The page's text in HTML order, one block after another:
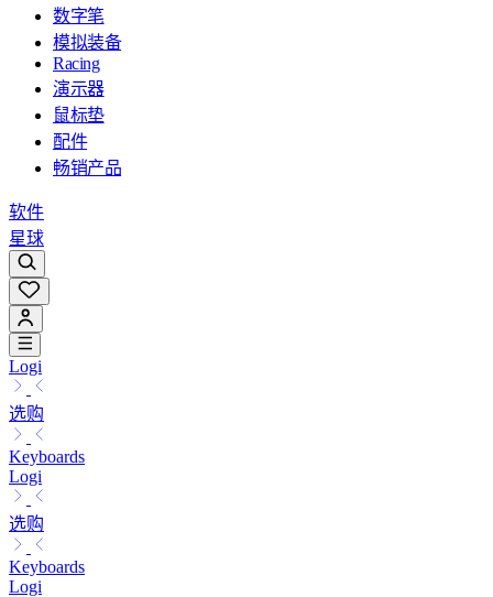
数字笔
模拟装备
Racing
演示器
鼠标垫
配件
畅销产品
软件
星球
Logi
选购
Keyboards
Logi
选购
Keyboards
Logi